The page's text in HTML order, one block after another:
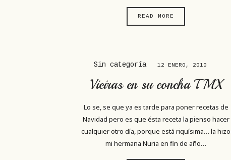
READ MORE
Sin categoría 12 ENERO, 2010
Vieiras en su concha TMX
Lo se, se que ya es tarde para poner recetas de
Navidad pero es que ésta receta la pienso hacer
cualquier otro día, porque está riquísima… la hizo
mi hermana Nuria en fin de año…